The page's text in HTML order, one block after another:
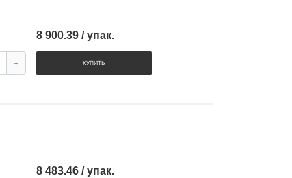
8 900.39 / упак.
+ КУПИТЬ
8 483.46 / упак.